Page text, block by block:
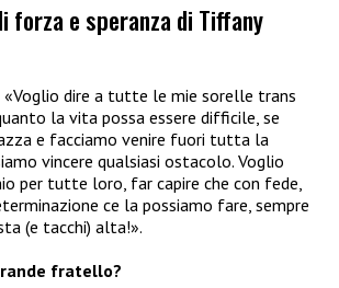
forza e speranza di Tiffany
dire a tutte le mie sorelle trans
la vita possa essere difficile, se
e facciamo venire fuori tutta la
vincere qualsiasi ostacolo. Voglio
per tutte loro, far capire che con fede,
ce la possiamo fare, sempre
(e tacchi) alta!».
fratello?